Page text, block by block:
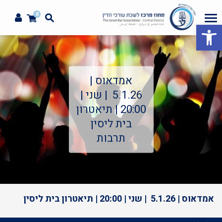
פתח סרגל נגישות
0
אמדאוס |
5.1.26 | שני |
20:00 | תיאטרון
בית ליסין
תרבות
אמדאוס | 5.1.26 | שני | 20:00 | תיאטרון בית ליסין